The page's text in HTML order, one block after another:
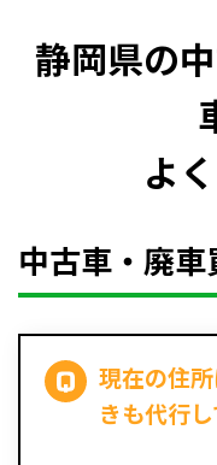
静岡県の
よ
中古車・廃
現在の住
きも代行